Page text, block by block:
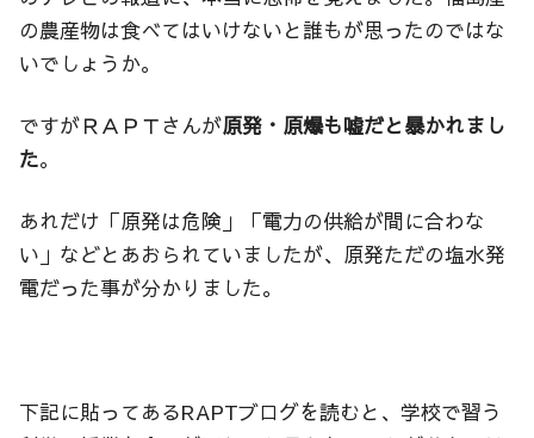
の農産物は食べてはいけないと誰もが思ったのではな
いでしょうか。
ですがＲＡＰＴさんが原発・原爆も嘘だと暴かれまし
た。
あれだけ「原発は危険」「電力の供給が間に合わな
い」などとあおられていましたが、原発ただの塩水発
電だった事が分かりました。
下記に貼ってあるRAPTブログを読むと、学校で習う